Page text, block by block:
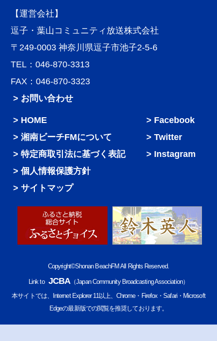
【運営会社】
逗子・葉山コミュニティ放送株式会社
〒249-0003 神奈川県逗子市池子2-5-6
TEL：046-870-3313
FAX：046-870-3323
> お問い合わせ
HOME
湘南ビーチFMについて
特定商取引法に基づく表記
個人情報保護方針
サイトマップ
Facebook
Twitter
Instagram
Copyright©Shonan BeachFM All Rights Reserved.
Link to JCBA（Japan Community Broadcasting Association）
本サイトでは、Internet Explorer 11以上、Chrome・Firefox・Safari・Microsoft
Edgeの最新版での閲覧を推奨しております。